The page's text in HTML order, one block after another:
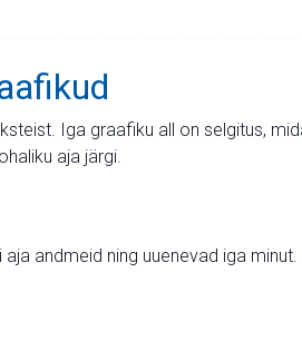
Iga graafiku all on selgitus,
aja järgi.
andmeid ning uuenevad iga minut.